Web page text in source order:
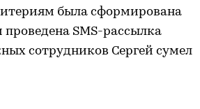
была сформирована
SMS-рассылка
сотрудников Сергей сумел